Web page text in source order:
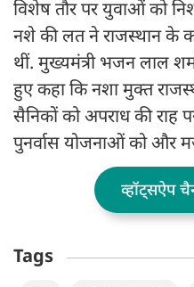
विशेष तौर पर युवाओं को
नशे की लत ने राजस्थान के
थीं. मुख्यमंत्री भजन लाल
हुए कहा कि नशा मुक्त
सैनिकों को अपराध की राह
पुनर्वास योजनाओं को और
व्हॉट्सऐप
Tags